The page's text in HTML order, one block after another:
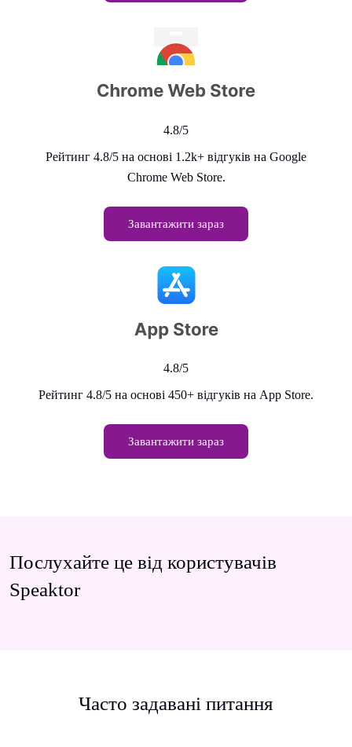
4.8/5
Рейтинг 4.8/5 на основі 1.2k+ відгуків на Google
Chrome Web Store.
Завантажити зараз
4.8/5
Рейтинг 4.8/5 на основі 450+ відгуків на App Store.
Завантажити зараз
Послухайте це від користувачів
Speaktor
Часто задавані питання